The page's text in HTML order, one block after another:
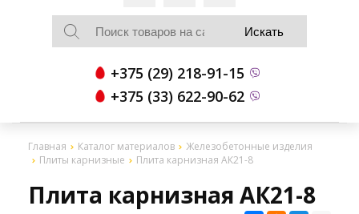
+375 (29) 218-91-15
+375 (33) 622-90-62
Главная Каталог материалов
Железобетонные изделия
Плиты карнизные
Плита карнизная АК21-8
Плита карнизная АК21-8